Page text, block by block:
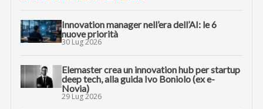
Innovation manager nell’era dell’AI: le 6
nuove priorità
30 Lug 2026
Elemaster crea un innovation hub per startup
deep tech, alla guida Ivo Boniolo (ex e-
Novia)
29 Lug 2026